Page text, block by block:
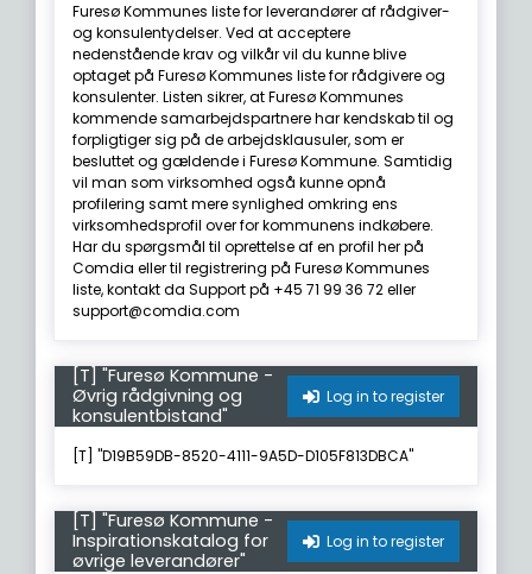
Furesø Kommunes liste for leverandører af rådgiver-
og konsulentydelser. Ved at acceptere
nedenstående krav og vilkår vil du kunne blive
optaget på Furesø Kommunes liste for rådgivere og
konsulenter. Listen sikrer, at Furesø Kommunes
kommende samarbejdspartnere har kendskab til og
forpligtiger sig på de arbejdsklausuler, som er
besluttet og gældende i Furesø Kommune. Samtidig
vil man som virksomhed også kunne opnå
profilering samt mere synlighed omkring ens
virksomhedsprofil over for kommunens indkøbere.
Har du spørgsmål til oprettelse af en profil her på
Comdia eller til registrering på Furesø Kommunes
liste, kontakt da Support på +45 71 99 36 72 eller
support@comdia.com
[T] "Furesø Kommune -
Øvrig rådgivning og
konsulentbistand"
Log in to register
[T] "D19B59DB-8520-4111-9A5D-D105F813DBCA"
[T] "Furesø Kommune -
Inspirationskatalog for
øvrige leverandører"
Log in to register